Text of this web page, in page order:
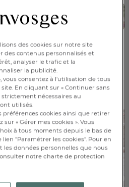
DE
AT
CH
DÉCORATION
best-sellers !
des cookies sur notre site
des contenus personnalisés et
analyser le trafic et la
la publicité.
vous consentez à l'utilisation de tous
En cliquant sur « Continuer sans
strictement nécessaires au
utilisés.
préférences cookies ainsi que retirer
« Gérer mes cookies ». Vous
à tous moments depuis le bas de
"Paramétrer les cookies". Pour en
les données personnelles que nous
notre charte de protection